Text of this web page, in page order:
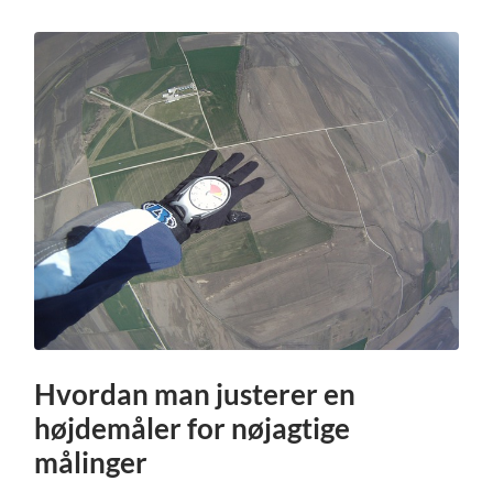
Hvordan man justerer en
højdemåler for nøjagtige
målinger